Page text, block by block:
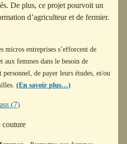
De plus, ce projet pourvoit un
d’agriculteur et de fermier.
micros entreprises s’efforcent de
aux femmes dans le besoin de
de payer leurs études, et/ou
(En savoir plus…)
couture